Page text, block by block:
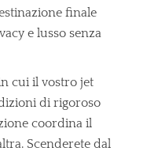
finale
e lusso senza
cui il vostro jet
di rigoroso
coordina il
Scenderete dal